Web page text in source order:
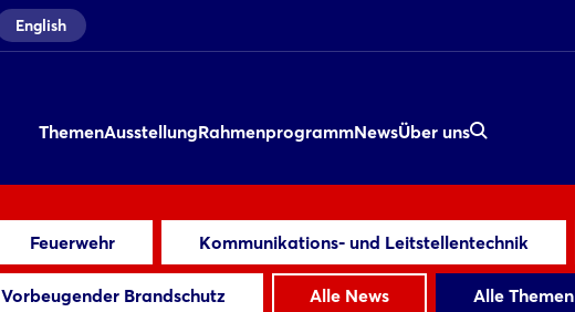
English
ThemenAusstellungRahmenprogrammNewsÜber uns
Feuerwehr Kommunikations- und Leitstellentechnik
Vorbeugender Brandschutz Alle News Alle Themen